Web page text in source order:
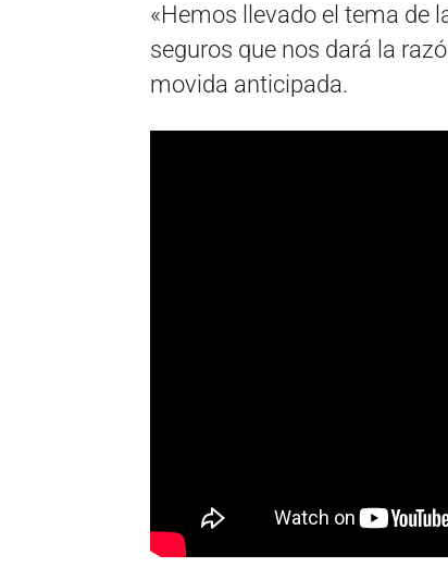
«Hemos llevado el tema de
seguros que nos dará la
movida anticipada.